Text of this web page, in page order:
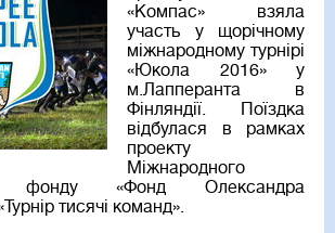
«Компас» взяла
участь у щорічному
міжнародному турнірі
«Юкола 2016» у
м.Лапперанта в
Фінляндії. Поїздка
відбулася в рамках
проекту
Міжнародного
фонду «Фонд Олександра
тисячі команд».